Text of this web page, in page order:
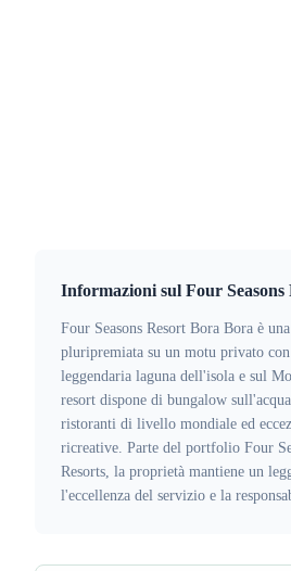
Informazioni sul Four
Four Seasons Resort Bora Bora è
pluripremiata su un motu privato
leggendaria laguna dell'isola e sul
resort dispone di bungalow
ristoranti di livello mondiale ed
ricreative. Parte del portfolio Four
Resorts, la proprietà mantiene un
l'eccellenza del servizio e la